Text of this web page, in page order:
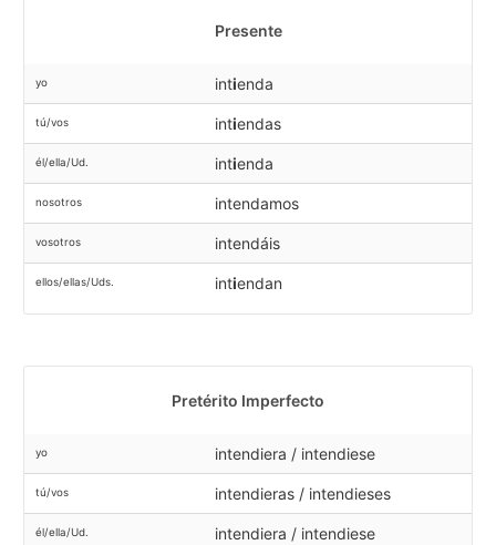
Presente
yo intienda
tú/vos intiendas
él/ella/Ud. intienda
nosotros intendamos
vosotros intendáis
ellos/ellas/Uds. intiendan
Pretérito Imperfecto
yo intendiera / intendiese
tú/vos intendieras / intendieses
él/ella/Ud. intendiera / intendiese